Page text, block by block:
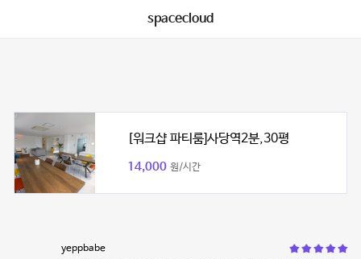
spacecloud
[워크샵 파티룸]사당역2분,30평
14,000 원/시간
yeppbabe